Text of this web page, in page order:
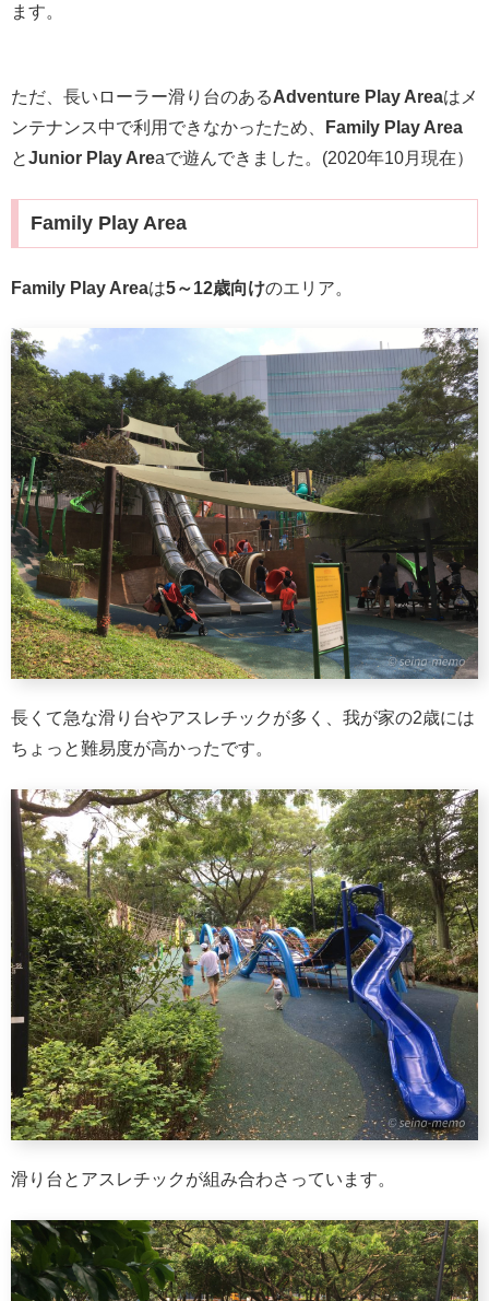
ます。
ただ、長いローラー滑り台のあるAdventure Play Areaはメ
ンテナンス中で利用できなかったため、
Family Play Area
とJunior Play Areaで遊んできました。(2020年10月現在）
Family Play Area
Family Play Areaは5～12歳向けのエリア。
長くて急な滑り台やアスレチックが多く、我が家の2歳には
ちょっと難易度が高かったです。
滑り台とアスレチックが組み合わさっています。